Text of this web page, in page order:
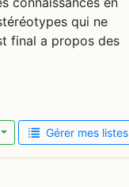
qui ne
final a propos des
Gérer mes listes